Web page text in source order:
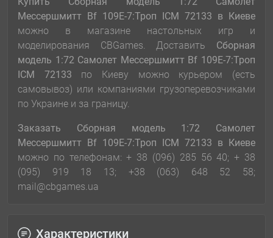
Мессершмитт Bf 109E-7:Троп ICM 72133 в Киеве
можно в магазине настольных игр и
моделирования CBGames. Доставить Сборная
модель 1:72 Самолет Мессершмитт Bf 109E-7:Троп
ICM 72133 по Киеву можно курьером (есть
самовывоз) или компаниями грузоперевозчиками
по Украине и за границу.
Заказать Сборная модель 1:72 Самолет
Мессершмитт Bf 109E-7:Троп ICM 72133 в Киеве
можно по телефонам: + 38 (096) 285 56 40; + 38
(095) 919 18 13; +38 (063) 648 52 58;
mail@cbgames.ua
Характеристики